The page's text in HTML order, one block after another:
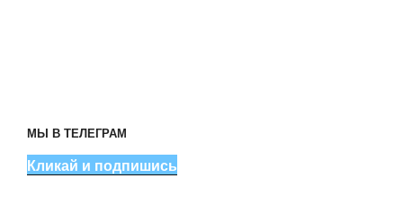
МЫ В ТЕЛЕГРАМ
Кликай и подпишись